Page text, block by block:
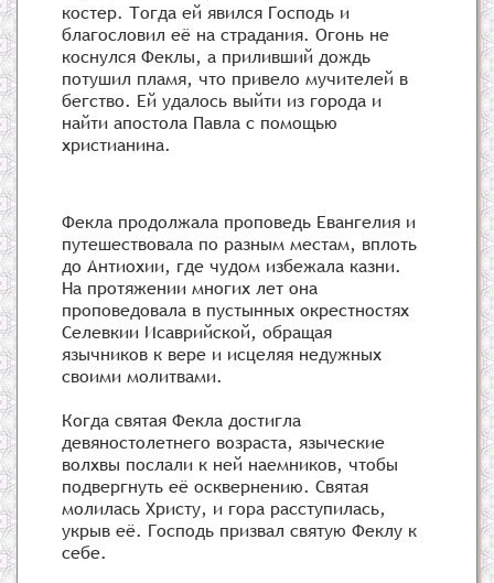
костер. Тогда ей явился Господь и
благословил её на страдания. Огонь не
коснулся Феклы, а приливший дождь
потушил пламя, что привело мучителей в
бегство. Ей удалось выйти из города и
найти апостола Павла с помощью
христианина.
Фекла продолжала проповедь Евангелия и
путешествовала по разным местам, вплоть
до Антиохии, где чудом избежала казни.
На протяжении многих лет она
проповедовала в пустынных окрестностях
Селевкии Исаврийской, обращая
язычников к вере и исцеляя недужных
своими молитвами.
Когда святая Фекла достигла
девяностолетнего возраста, языческие
волхвы послали к ней наемников, чтобы
подвергнуть её осквернению. Святая
молилась Христу, и гора расступилась,
укрыв её. Господь призвал святую Феклу к
себе.